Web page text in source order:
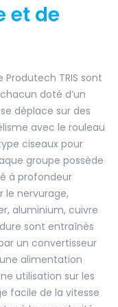
et de
TRIS sont
doté d’un
déplace sur des
avec le rouleau
ciseaux pour
groupe possède
à profondeur
le nervurage,
aluminium, cuivre
sont entraînés
un convertisseur
alimentation
utilisation sur les
facile de la vitesse